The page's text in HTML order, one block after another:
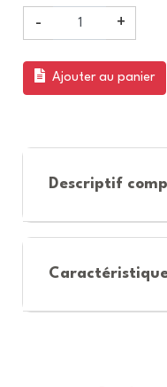
- +
Ajouter au panier
Descriptif